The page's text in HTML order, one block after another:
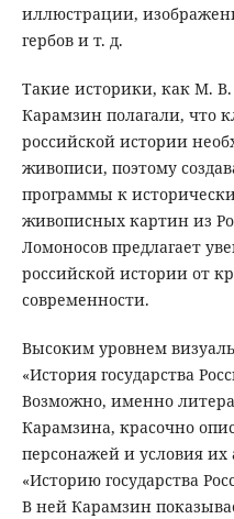
иллюстрации,
гербов и т. д.
Такие историки, как М.
Карамзин полагали, что
российской истории
живописи, поэтому
программы к
живописных картин из
Ломоносов предлагает
российской истории от
современности.
Высоким уровнем
«История государства
Возможно, именно
Карамзина, красочно
персонажей и условия их
«Историю государства
В ней Карамзин